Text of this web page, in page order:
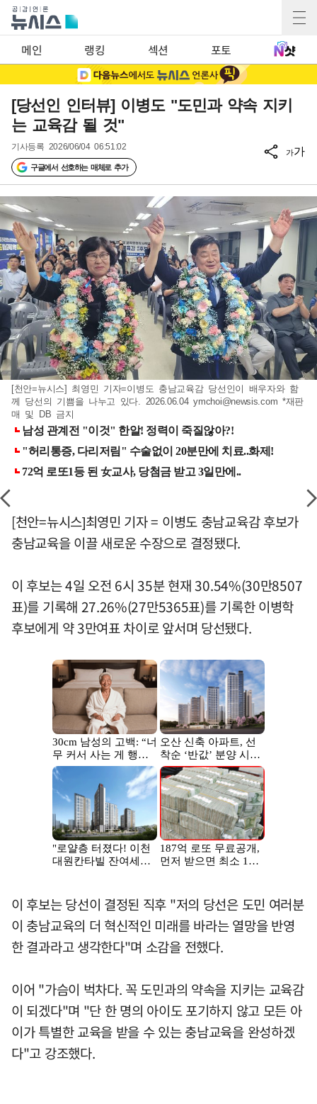
메인 랭킹 섹션 포토
[당선인 인터뷰] 이병도 "도민과 약속 지키
는 교육감 될 것"
기사등록 2026/06/04 06:51:02
구글에서 선호하는 매체로 추가
가가
[천안=뉴시스] 최영민 기자=이병도 충남교육감 당선인이 배우자와 함
께 당선의 기쁨을 나누고 있다. 2026.06.04ymchoi@newsis.com *재판
매 및 DB 금지
[천안=뉴시스]최영민 기자 = 이병도 충남교육감 후보가
충남교육을 이끌 새로운 수장으로 결정됐다.
이 후보는 4일 오전 6시 35분 현재 30.54%(30만8507
표)를 기록해 27.26%(27만5365표)를 기록한 이병학
후보에게 약 3만여표 차이로 앞서며 당선됐다.
이 후보는 당선이 결정된 직후 "저의 당선은 도민 여러분
이 충남교육의 더 혁신적인 미래를 바라는 열망을 반영
한 결과라고 생각한다"며 소감을 전했다.
이어 "가슴이 벅차다. 꼭 도민과의 약속을 지키는 교육감
이 되겠다"며 "단 한 명의 아이도 포기하지 않고 모든 아
이가 특별한 교육을 받을 수 있는 충남교육을 완성하겠
다"고 강조했다.